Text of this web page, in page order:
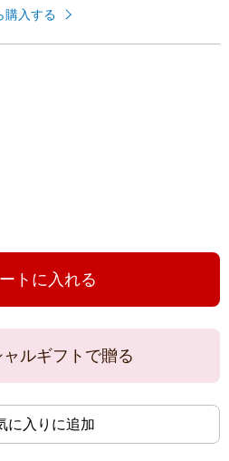
購入する
トに入れる
ャルギフトで贈る
に入りに追加